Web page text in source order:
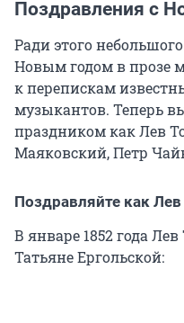
Поздравления с
Ради этого
Новым годом в прозе
к перепискам
музыкантов. Теперь
праздником как Лев
Маяковский, Петр
Поздравляйте как Лев
В январе 1852 года
Татьяне Ергольской: